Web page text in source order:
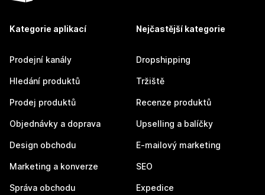
Kategorie aplikací
Prodejní kanály
Hledání produktů
Prodej produktů
Objednávky a doprava
Design obchodu
Marketing a konverze
Správa obchodu
Nejčastější kategorie
Dropshipping
Tržiště
Recenze produktů
Upselling a balíčky
E-mailový marketing
SEO
Expedice